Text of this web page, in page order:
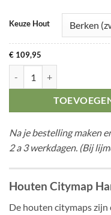
Keuze Hout
€ 109,95
Na je bestelling maken
2 a 3 werkdagen. (Bij
Houten Citymap
De houten citymaps